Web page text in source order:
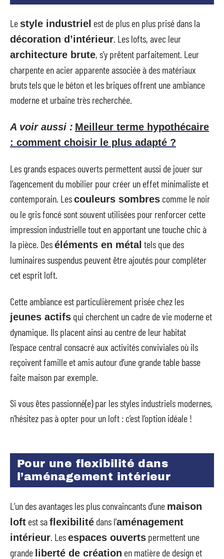
Le style industriel est de plus en plus prisé dans la
décoration d’intérieur. Les lofts, avec leur
architecture brute, s’y prêtent parfaitement. Leur
charpente en acier apparente associée à des matériaux
bruts tels que le béton et les briques offrent une ambiance
moderne et urbaine très recherchée.
A voir aussi : Meilleur terme hypothécaire
: comment choisir le plus adapté ?
Les grands espaces ouverts permettent aussi de jouer sur
l’agencement du mobilier pour créer un effet minimaliste et
contemporain. Lescouleurs sombres comme le noir
ou le gris foncé sont souvent utilisées pour renforcer cette
impression industrielle tout en apportant une touche chic à
la pièce. Deséléments en métal tels que des
luminaires suspendus peuvent être ajoutés pour compléter
cet esprit loft.
Cette ambiance est particulièrement prisée chez les
jeunes actifs qui cherchent un cadre de vie moderne et
dynamique. Ils placent ainsi au centre de leur habitat
l’espace central consacré aux activités conviviales où ils
reçoivent famille et amis autour d’une grande table basse
faite maison par exemple.
Si vous êtes passionné(e) par les styles industriels modernes,
n’hésitez pas à opter pour un loft : c’est l’option idéale !
Pour une flexibilité dans
l’aménagement intérieur
L’un des avantages les plus convaincants d’une maison
loft est saflexibilité dans l’aménagement
intérieur. Lesespaces ouverts permettent une
grande liberté de création en matière de design et